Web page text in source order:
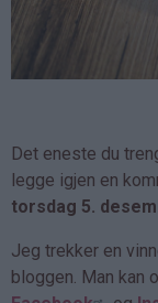
Det eneste du
legge igjen en
torsdag 5.
Jeg trekker en
bloggen. Man kan